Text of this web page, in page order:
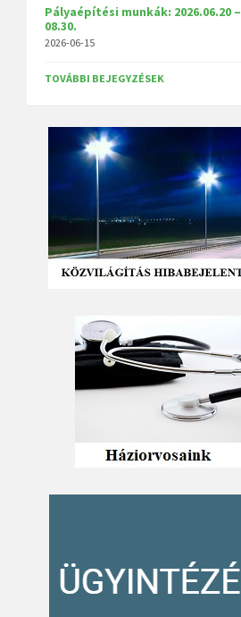
Pályaépítési munkák: 2026.06.20 –
08.30.
2026-06-15
TOVÁBBI BEJEGYZÉSEK